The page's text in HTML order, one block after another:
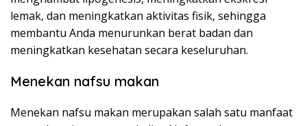
lemak, dan meningkatkan aktivitas fisik, sehingga
membantu Anda menurunkan berat badan dan
meningkatkan kesehatan secara keseluruhan.
Menekan nafsu makan
Menekan nafsu makan merupakan salah satu manfaat